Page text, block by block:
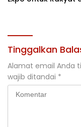
Tinggalkan
Alamat email Anda
wajib ditandai *